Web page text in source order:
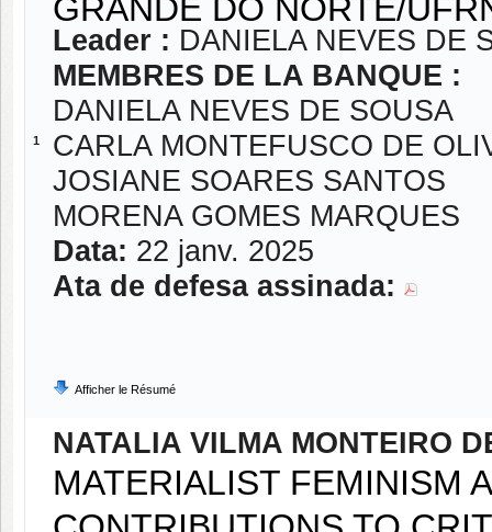
1
Leader : DANIELA NEVES DE
MEMBRES DE LA BANQUE :
DANIELA NEVES DE SOUSA
CARLA MONTEFUSCO DE
JOSIANE SOARES SANTOS
MORENA GOMES MARQUES
Data: 22 janv. 2025
Ata de defesa assinada:
Afficher le Résumé
NATALIA VILMA MONTEIRO
MATERIALIST FEMINISM
CONTRIBUTIONS TO